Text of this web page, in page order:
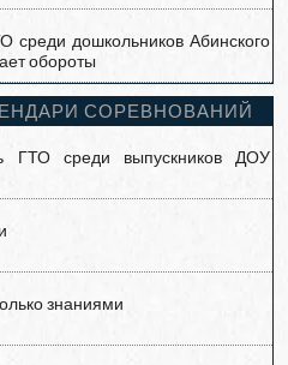
среди дошкольников Абинского
обороты
СОРЕВНОВАНИЙ
ГТО среди выпускников ДОУ
знаниями